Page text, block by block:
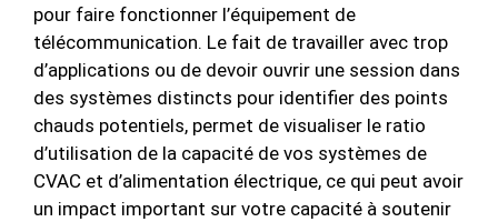
pour faire fonctionner l’équipement de
télécommunication. Le fait de travailler avec trop
d’applications ou de devoir ouvrir une session dans
des systèmes distincts pour identifier des points
chauds potentiels, permet de visualiser le ratio
d’utilisation de la capacité de vos systèmes de
CVAC et d’alimentation électrique, ce qui peut avoir
un impact important sur votre capacité à soutenir